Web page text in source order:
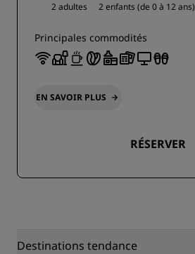
2 adultes 2 enfants (de 0 à 12 ans)
Principales commodités
EN SAVOIR PLUS
RÉSERVER
Destinations tendance